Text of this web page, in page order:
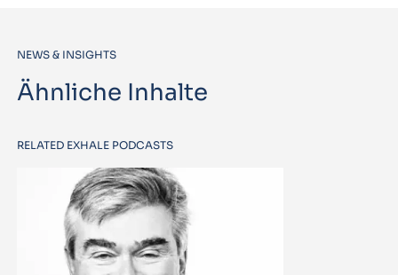
NEWS & INSIGHTS
Ähnliche Inhalte
RELATED EXHALE PODCASTS